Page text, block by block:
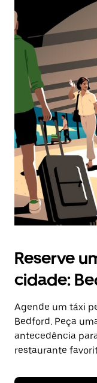
Reserve
cidade:
Agende um táxi
Bedford. Peça
antecedência
restaurante